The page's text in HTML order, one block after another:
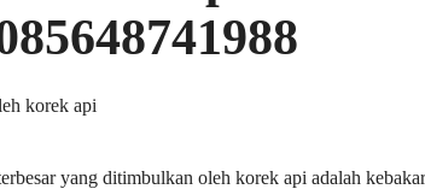
korek api
yang ditimbulkan oleh korek api adalah